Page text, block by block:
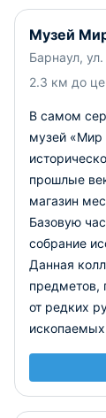
Музей
Барнаул,
2.3 км до
В самом
музей «Мир
прошлые
магазин
Базовую
собрание
Данная
предметов,
от редких
ископаемых